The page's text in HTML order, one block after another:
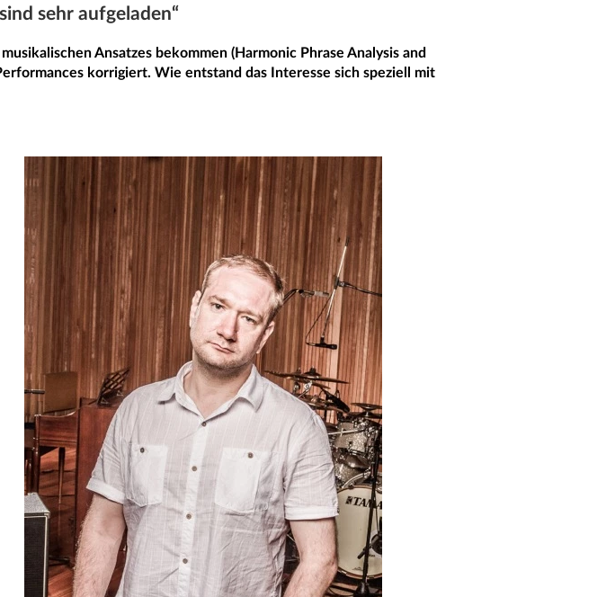
sehr aufgeladen“
Ansatzes bekommen (Harmonic Phrase Analysis and
korrigiert. Wie entstand das Interesse sich speziell mit